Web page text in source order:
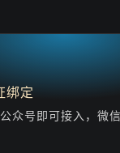
绑定
众号即可接入，微